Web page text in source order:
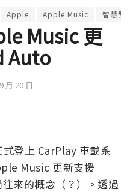
Apple Apple Music 智慧型
Music 更
Auto
月 20 日
登上 CarPlay 車載系
Music 更新支援
來的概念（？）。透過